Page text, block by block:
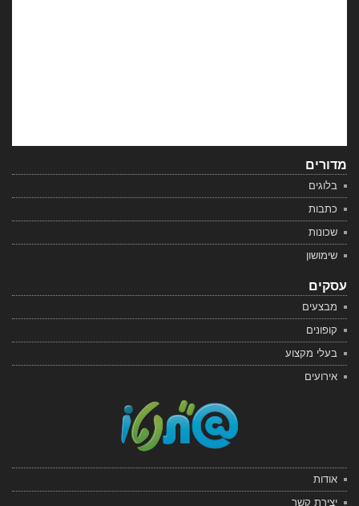
מדורים
בלוגים
כתבות
שכונות
שימושון
עסקים
מבצעים
קופונים
בעלי מקצוע
אירועים
אודות
יצירת קשר